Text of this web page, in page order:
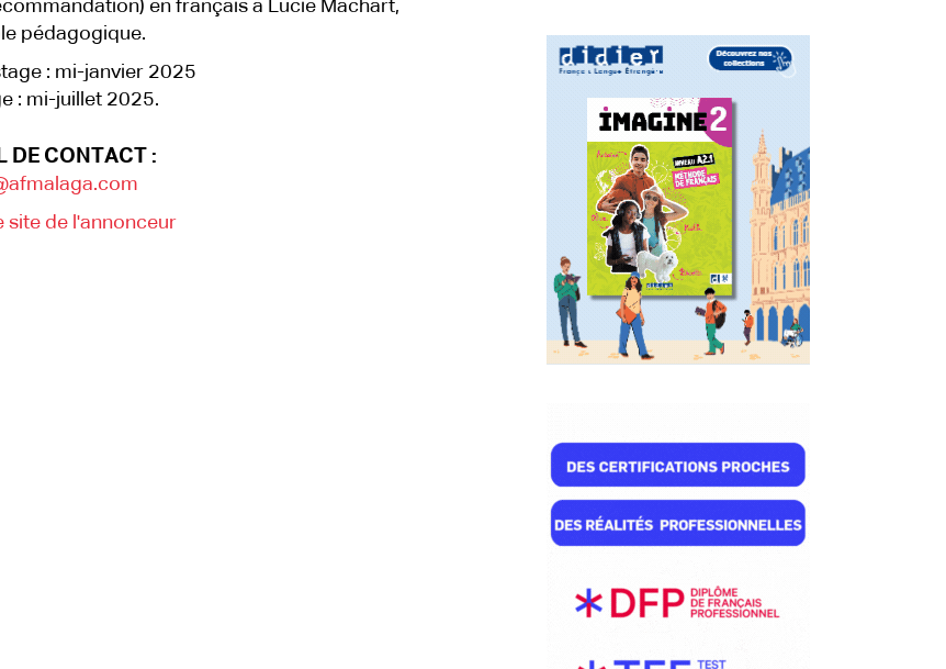
en français à Lucie Machart,
pédagogique.
: mi-janvier 2025
: mi-juillet 2025.
DE CONTACT :
site de l'annonceur